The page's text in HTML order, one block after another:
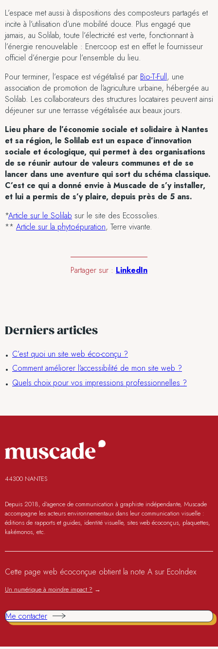
L’espace met aussi à dispositions des composteurs partagés et
incite à l’utilisation d’une mobilité douce. Plus engagé que
jamais, au Solilab, toute l’électricité est verte, fonctionnant à
l’énergie renouvelable : Enercoop est en effet le fournisseur
officiel d’énergie pour l’ensemble du lieu.
Pour terminer, l’espace est végétalisé par Bio-T-Full, une
association de promotion de l’agriculture urbaine, hébergée au
Solilab. Les collaborateurs des structures locataires peuvent ainsi
déjeuner sur une terrasse végétalisée aux beaux jours.
Lieu phare de l’économie sociale et solidaire à Nantes
et sa région, le Solilab est un espace d’innovation
sociale et écologique, qui permet à des organisations
de se réunir autour de valeurs communes et de se
lancer dans une aventure qui sort du schéma classique.
C’est ce qui a donné envie à Muscade de s’y installer,
et lui a permis de s’y plaire, depuis près de 5 ans.
*Article sur le Solilab sur le site des Ecossolies.
** Article sur la phytoépuration, Terre vivante.
Partager sur : LinkedIn
Derniers articles
C’est quoi un site web éco-conçu ?
Comment améliorer l’accessibilité de mon site web ?
Quels choix pour vos impressions professionnelles ?
44300 NANTES
Depuis 2018, d'agence de communication à graphiste indépendante, Muscade
accompagne les acteurs environnementaux dans leur communication visuelle :
éditions de rapports et guides, identité visuelle, sites web écoconçus, plaquettes,
kakémonos, etc.
Cette page web écoconçue obtient la note A sur EcoIndex
Un numérique à moindre impact ? →
Me contacter